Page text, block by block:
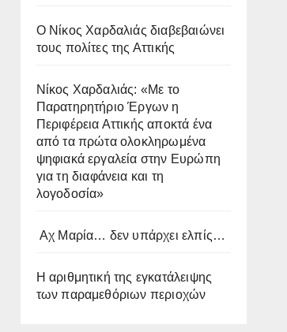
O Νίκος Χαρδαλιάς διαβεβαιώνει
τους πολίτες της Αττικής
Νίκος Χαρδαλιάς: «Με το
Παρατηρητήριο Έργων η
Περιφέρεια Αττικής αποκτά ένα
από τα πρώτα ολοκληρωμένα
ψηφιακά εργαλεία στην Ευρώπη
για τη διαφάνεια και τη
λογοδοσία»
Αχ Μαρία… δεν υπάρχει ελπίς…
Η αριθμητική της εγκατάλειψης
των παραμεθόριων περιοχών